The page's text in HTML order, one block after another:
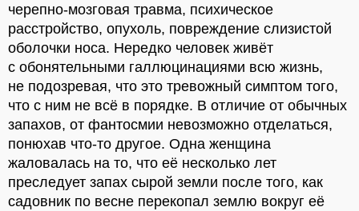
черепно-мозговая травма, психическое
расстройство, опухоль, повреждение слизистой
оболочки носа. Нередко человек живёт
с обонятельными галлюцинациями всю жизнь,
не подозревая, что это тревожный симптом того,
что с ним не всё в порядке. В отличие от обычных
запахов, от фантосмии невозможно отделаться,
понюхав что-то другое. Одна женщина
жаловалась на то, что её несколько лет
преследует запах сырой земли после того, как
садовник по весне перекопал землю вокруг её